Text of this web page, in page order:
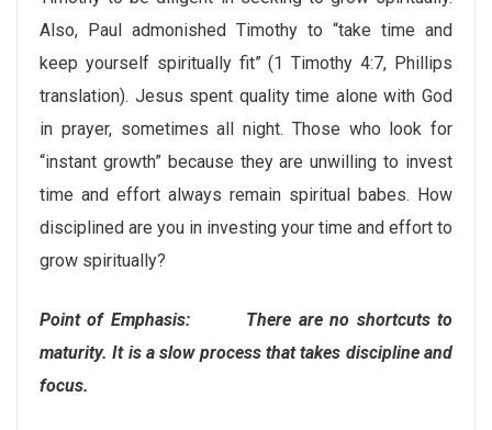
Also, Paul admonished Timothy to “take time and
keep yourself spiritually fit” (1 Timothy 4:7, Phillips
translation). Jesus spent quality time alone with God
in prayer, sometimes all night. Those who look for
“instant growth” because they are unwilling to invest
time and effort always remain spiritual babes. How
disciplined are you in investing your time and effort to
grow spiritually?
Point of Emphasis: There are no shortcuts to
maturity. It is a slow process that takes discipline and
focus.